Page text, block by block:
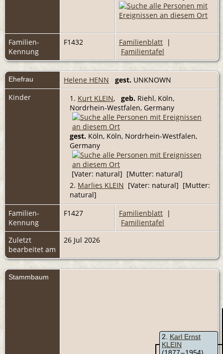
Familien-
Kennung
F1432 Familienblatt |
Familientafel
Ehefrau Helene HENN gest. UNKNOWN
Kinder
1. Kurt KLEIN, geb. Riehl, Köln,
Nordrhein-Westfalen, Germany
gest. Köln, Köln, Nordrhein-Westfalen,
Germany
[Vater: natural] [Mutter: natural]
2. Marlies KLEIN [Vater: natural] [Mutter:
natural]
Familien-
Kennung
F1427 Familienblatt |
Familientafel
Zuletzt
bearbeitet am
26 Jul 2026
Stammbaum
2
Karl Ernst
KLEIN
(1877 – 1954)